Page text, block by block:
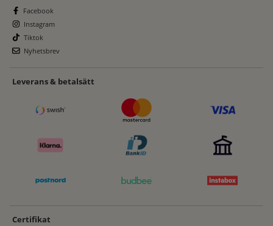
Facebook
Instagram
Tiktok
Nyhetsbrev
Leverans & betalsätt
Certifikat